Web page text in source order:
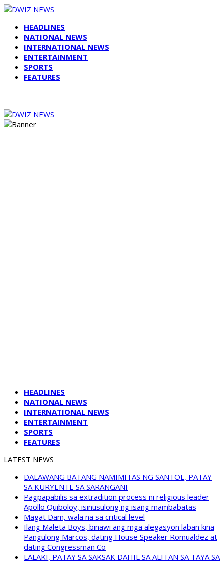
HEADLINES
NATIONAL NEWS
INTERNATIONAL NEWS
ENTERTAINMENT
SPORTS
FEATURES
HEADLINES
NATIONAL NEWS
INTERNATIONAL NEWS
ENTERTAINMENT
SPORTS
FEATURES
LATEST NEWS
DALAWANG BATANG NAMIMITAS NG SANTOL, PATAY
SA KURYENTE SA SARANGANI
Pagpapabilis sa extradition process ni religious leader
Apollo Quiboloy, isinusulong ng isang mambabatas
Magat Dam, wala na sa critical level
Ilang Maleta Boys, binawi ang mga alegasyon laban kina
Pangulong Marcos, dating House Speaker Romualdez at
dating Congressman Co
LALAKI, PATAY SA SAKSAK DAHIL SA ALITAN SA TAYA SA